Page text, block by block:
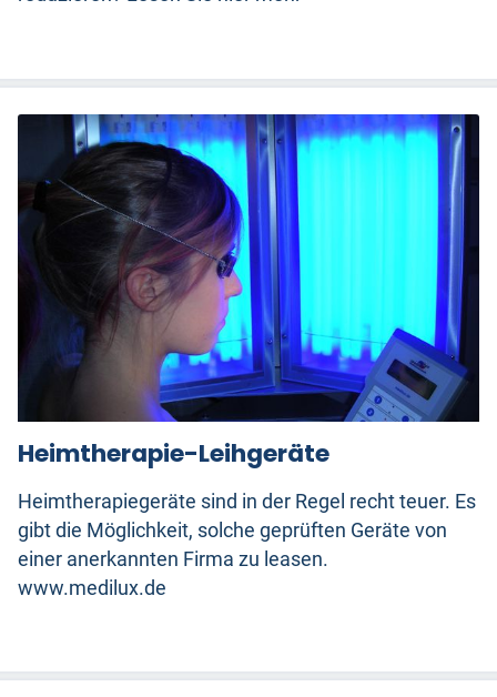
Heimtherapie-Leihgeräte
Heimtherapiegeräte sind in der Regel recht teuer. Es
gibt die Möglichkeit, solche geprüften Geräte von
einer anerkannten Firma zu leasen.
www.medilux.de